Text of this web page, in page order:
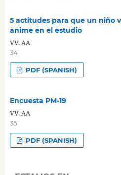
5 actitudes para que un niño
anime en el estudio
VV. AA
34
PDF (SPANISH)
Encuesta PM-19
VV. AA
35
PDF (SPANISH)